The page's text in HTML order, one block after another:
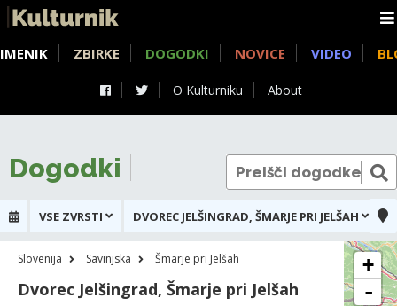
O Kulturniku About
IMENIK ZBIRKE DOGODKI NOVICE VIDEO
Dogodki
VSE ZVRSTI DVOREC JELŠINGRAD, ŠMARJE PRI JELŠAH
Slovenija Savinjska Šmarje pri Jelšah
Dvorec Jelšingrad, Šmarje pri Jelšah
+
-